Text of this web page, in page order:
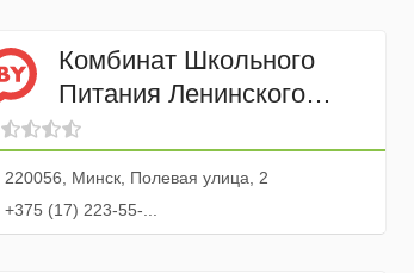
Комбинат Школьного
Питания Ленинского
района Минска УП
220056, Минск, Полевая улица, 2
+375 (17) 223-55-...